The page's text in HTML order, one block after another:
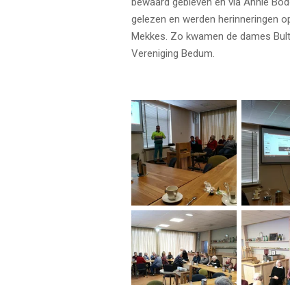
gelezen en werden herinneringen
Mekkes. Zo kwamen de dames
Vereniging Bedum.